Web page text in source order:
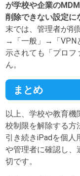
が学校や企業の
削除できない設定に
末では、管理者が削
→「一般」→「VPN
示されても「プロフ
ん。
まとめ
以上、学校や教育機
校制限を解除する方
引き続きiPadを個人
や管理者に確認し、
切です。